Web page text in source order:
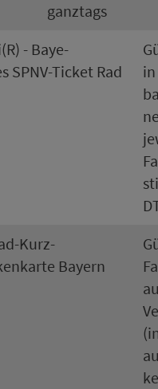
ganztags
- Bay­e­
SPNV-Ticket Rad
Kurz­
Bayern